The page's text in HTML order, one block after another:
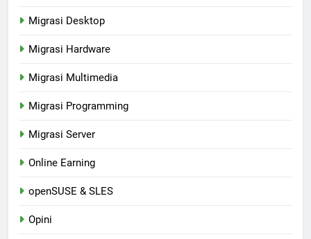
Migrasi Desktop
Migrasi Hardware
Migrasi Multimedia
Migrasi Programming
Migrasi Server
Online Earning
openSUSE & SLES
Opini